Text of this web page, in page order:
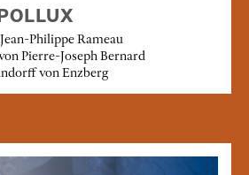
Philippe Rameau
Pierre-Joseph Bernard
von Enzberg